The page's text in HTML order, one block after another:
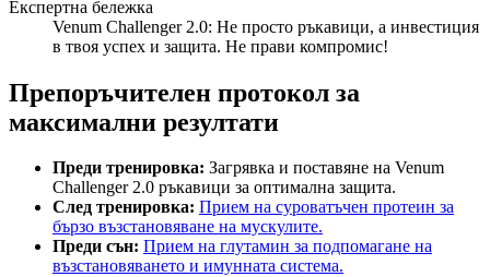
Експертна бележка
Venum Challenger 2.0: Не просто ръкавици, а инвестиция
в твоя успех и защита. Не прави компромис!
Препоръчителен протокол за
максимални резултати
Преди тренировка: Загрявка и поставяне на Venum
Challenger 2.0 ръкавици за оптимална защита.
След тренировка: Прием на суроватъчен протеин за
бързо възстановяване на мускулите.
Преди сън: Прием на глутамин за подпомагане на
възстановяването и имунната система.